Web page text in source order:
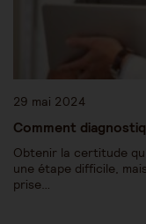
29 mai 2024
Comment
Obtenir la certitude
une étape difficile,
prise…